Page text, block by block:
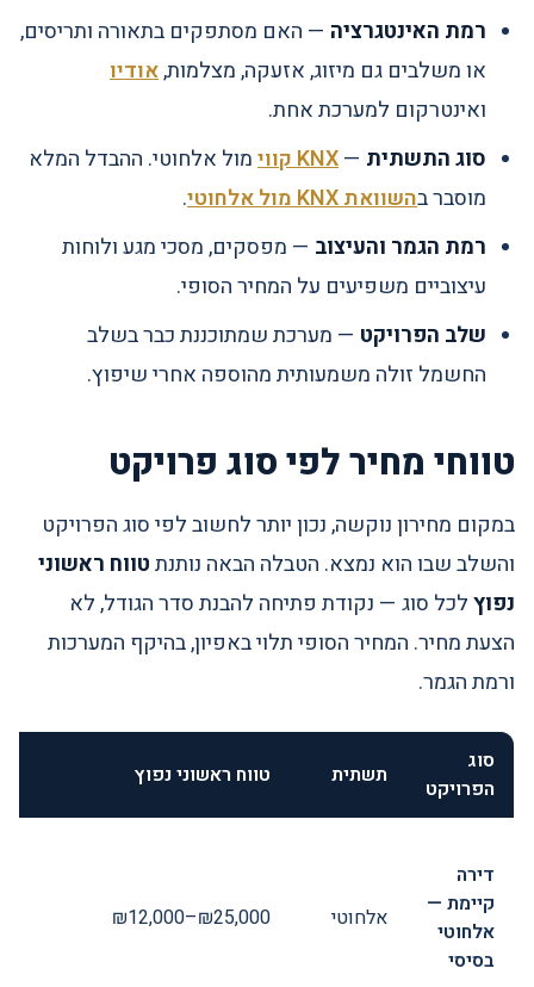
רמת האינטגרציה — האם מסתפקים בתאורה ותריסים,
או משלבים גם מיזוג, אזעקה, מצלמות,אודיו
ואינטרקום למערכת אחת.
סוג התשתית —KNX קווי
מול אלחוטי. ההבדל המלא
מוסבר בהשוואת KNX מול אלחוטי
.
רמת הגמר והעיצוב — מפסקים, מסכי מגע ולוחות
עיצוביים משפיעים על המחיר הסופי.
שלב הפרויקט — מערכת שמתוכננת כבר בשלב
החשמל זולה משמעותית מהוספה אחרי שיפוץ.
טווחי מחיר לפי סוג פרויקט
במקום מחירון נוקשה, נכון יותר לחשוב לפי סוג הפרויקט
והשלב שבו הוא נמצא. הטבלה הבאה נותנתטווח ראשוני
נפוץלכל סוג — נקודת פתיחה להבנת סדר הגודל, לא
הצעת מחיר. המחיר הסופי תלוי באפיון, בהיקף המערכות
ורמת הגמר.
סוג
הפרויקט
תשתית טווח ראשוני נפוץ
דירה
קיימת —
אלחוטי
בסיסי
אלחוטי ₪12,000–₪25,000